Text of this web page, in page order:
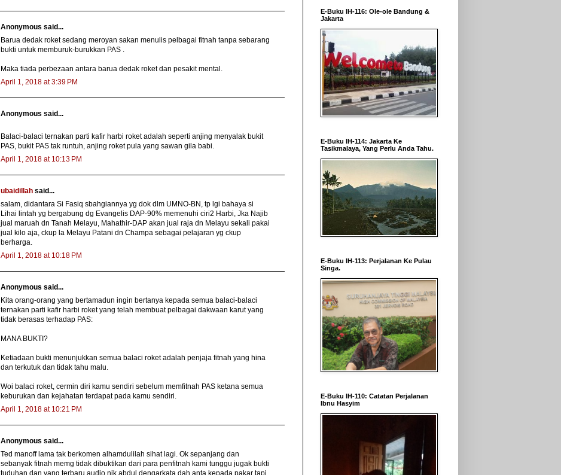
Anonymous said...
Barua dedak roket sedang meroyan sakan menulis pelbagai fitnah tanpa sebarang
bukti untuk memburuk-burukkan PAS .
Maka tiada perbezaan antara barua dedak roket dan pesakit mental.
April 1, 2018 at 3:39 PM
Anonymous said...
Balaci-balaci ternakan parti kafir harbi roket adalah seperti anjing menyalak bukit
PAS, bukit PAS tak runtuh, anjing roket pula yang sawan gila babi.
April 1, 2018 at 10:13 PM
ubaidillah said...
salam, didantara Si Fasiq sbahgiannya yg dok dlm UMNO-BN, tp lgi bahaya si
Lihai lintah yg bergabung dg Evangelis DAP-90% memenuhi ciri2 Harbi, Jka Najib
jual maruah dn Tanah Melayu, Mahathir-DAP akan jual raja dn Melayu sekali pakai
jual kilo aja, ckup la Melayu Patani dn Champa sebagai pelajaran yg ckup
berharga.
April 1, 2018 at 10:18 PM
Anonymous said...
Kita orang-orang yang bertamadun ingin bertanya kepada semua balaci-balaci
ternakan parti kafir harbi roket yang telah membuat pelbagai dakwaan karut yang
tidak berasas terhadap PAS:
MANA BUKTI?
Ketiadaan bukti menunjukkan semua balaci roket adalah penjaja fitnah yang hina
dan terkutuk dan tidak tahu malu.
Woi balaci roket, cermin diri kamu sendiri sebelum memfitnah PAS ketana semua
keburukan dan kejahatan terdapat pada kamu sendiri.
April 1, 2018 at 10:21 PM
Anonymous said...
Ted manoff lama tak berkomen alhamdulilah sihat lagi. Ok sepanjang dan
sebanyak fitnah memg tidak dibuktikan dari para penfitnah kami tunggu jugak bukti
tuduhan dan yang terbaru audio nik abdul dengarkata dah anta kepada pakar tapi
E-Buku IH-116: Ole-ole Bandung &
Jakarta
E-Buku IH-114: Jakarta Ke
Tasikmalaya, Yang Perlu Anda Tahu.
E-Buku IH-113: Perjalanan Ke Pulau
Singa.
E-Buku IH-110: Catatan Perjalanan
Ibnu Hasyim